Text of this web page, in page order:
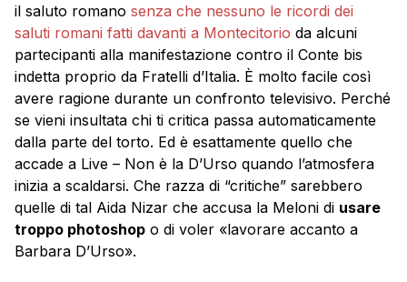
il saluto romano senza che nessuno le ricordi dei
saluti romani fatti davanti a Montecitorio da alcuni
partecipanti alla manifestazione contro il Conte bis
indetta proprio da Fratelli d’Italia. È molto facile così
avere ragione durante un confronto televisivo. Perché
se vieni insultata chi ti critica passa automaticamente
dalla parte del torto. Ed è esattamente quello che
accade a Live – Non è la D’Urso quando l’atmosfera
inizia a scaldarsi. Che razza di “critiche” sarebbero
quelle di tal Aida Nizar che accusa la Meloni di usare
troppo photoshop o di voler «lavorare accanto a
Barbara D’Urso».